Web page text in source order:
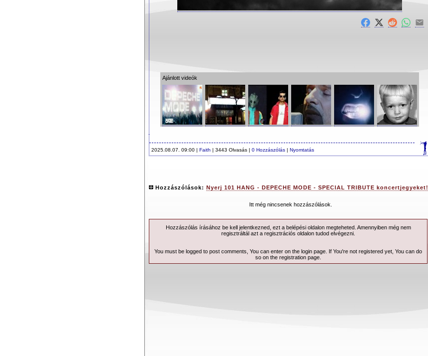
Ajánlott videók
2025.08.07. 09:00 | Faith | 3443 Olvasás | 0 Hozzászólás | Nyomtatás
Hozzászólások: Nyerj 101 HANG - DEPECHE MODE - SPECIAL TRIBUTE koncertjegyeket!
Itt még nincsenek hozzászólások.
Hozzászólás írásához be kell jelentkezned, ezt a belépésioldalon megteheted. Amennyiben még nem
regisztráltál azt a regisztrációs oldalon tudod elvégezni.
You must be logged to post comments, You can enter on the login page . If You're not registered yet, You can do
so on the registration page